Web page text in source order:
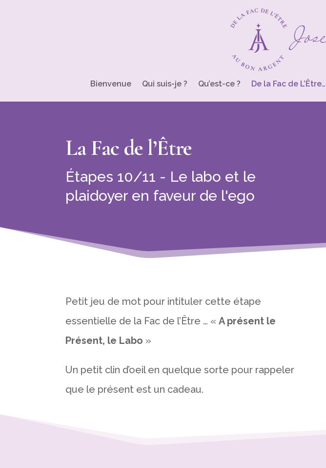
Bienvenue Qui suis-je ? Qu’est-ce ? De la Fac de L’Être…
La Fac de l’Être
Étapes 10/11 - Le labo et le
plaidoyer en faveur de l'ego
Petit jeu de mot pour intituler cette étape
essentielle de la Fac de l’Être … «A présent le
Présent, le Labo »
Un petit clin d’oeil en quelque sorte pour rappeler
que le présent est un cadeau.